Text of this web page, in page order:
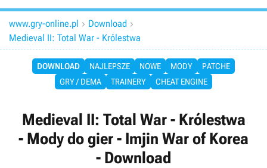
www.gry-online.pl  Download 
Medieval II: Total War - Królestwa
DOWNLOAD NAJLEPSZE NOWE MODY
PATCHE
GRY / DEMA
TRAINERY CHEAT ENGINE
Medieval II: Total War - Królestwa
- Mody do gier - Imjin War of Korea
- Download